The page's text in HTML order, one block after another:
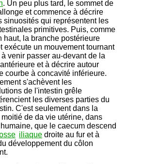
. Un peu plus tard, le sommet de
et commence à décrire
sinuosités qui représentent les
primitives. Puis, comme
haut, la branche postérieure
exécute un mouvement tournant
venir passer au-devant de la
et à décrire autour
courbe à concavité inférieure.
s'achèvent les
de l'intestin grêle
les diverses parties du
C'est seulement dans la
de da vie utérine, dans
que le caecum descend
' iliaque droite au fur et à
développement du côlon